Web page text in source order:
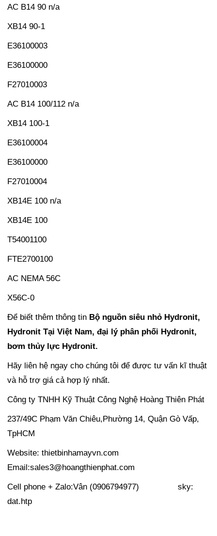
AC B14 90 n/a
XB14 90-1
E36100003
E36100000
F27010003
AC B14 100/112 n/a
XB14 100-1
E36100004
E36100000
F27010004
XB14E 100 n/a
XB14E 100
T54001100
FTE2700100
AC NEMA 56C
X56C-0
Để biết thêm thông tin Bộ nguồn siêu nhỏ Hydronit,
Hydronit Tại Việt Nam, đại lý phân phối Hydronit,
bơm thủy lực Hydronit.
Hãy liên hệ ngay cho chúng tôi để được tư vấn kĩ thuật
và hỗ trợ giá cả hợp lý nhất.
Công ty TNHH Kỹ Thuật Công Nghệ Hoàng Thiên Phát
237/49C Phạm Văn Chiêu,Phường 14, Quận Gò Vấp,
TpHCM
Website: thietbinhamayvn.com
Email:sales3@hoangthienphat.com
Cell phone + Zalo:Vân (0906794977) sky:
dat.htp